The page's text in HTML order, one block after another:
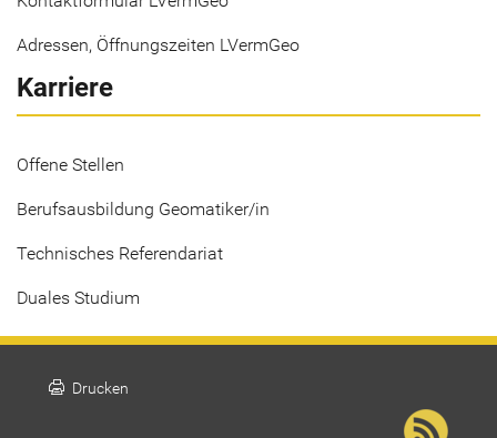
Adressen, Öffnungszeiten LVermGeo
Karriere
Offene Stellen
Berufsausbildung Geomatiker/in
Technisches Referendariat
Duales Studium
print Drucken